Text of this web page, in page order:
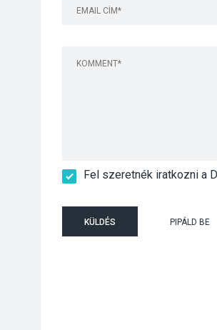
Fel szeretnék iratkozni a
KÜLDÉS PIPÁLD BE